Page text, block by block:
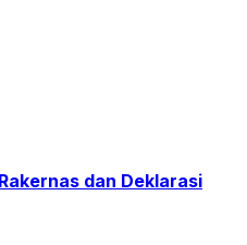
dan Deklarasi